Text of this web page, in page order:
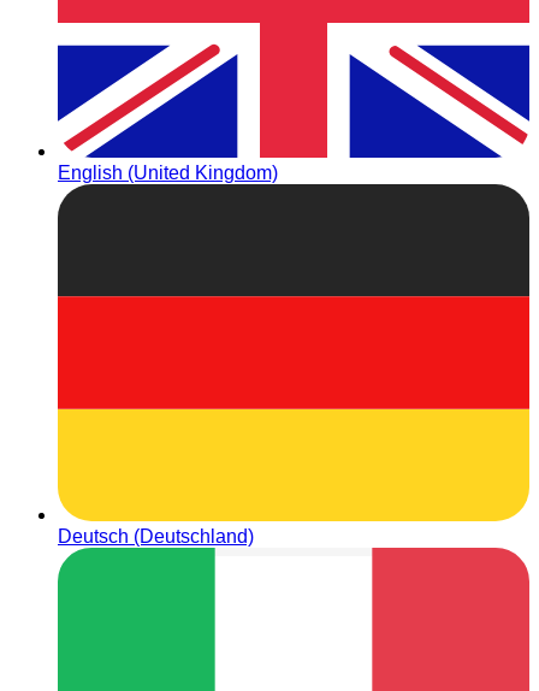
English (United Kingdom)
Deutsch (Deutschland)